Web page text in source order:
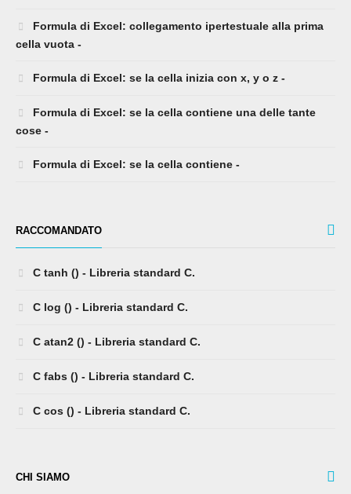
Formula di Excel: collegamento ipertestuale alla prima
cella vuota -
Formula di Excel: se la cella inizia con x, y o z -
Formula di Excel: se la cella contiene una delle tante
cose -
Formula di Excel: se la cella contiene -
RACCOMANDATO
C tanh () - Libreria standard C.
C log () - Libreria standard C.
C atan2 () - Libreria standard C.
C fabs () - Libreria standard C.
C cos () - Libreria standard C.
CHI SIAMO